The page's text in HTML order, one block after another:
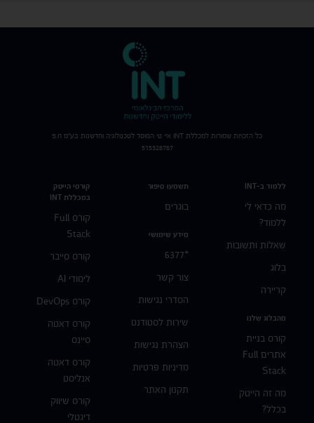
ללמוד ב-INT
מה כדאי לי
ללמוד?
שאלות ותשובות
בלוג
קריירה
מהבלוג שלנו
קורס בניית
אתרים Full
Stack
מה זה הייטק
בכלל?
תשמעו סיפור
בוגרים
מידע שימושי
*6377
צור קשר
הסדרי נגישות
שירות לסטודנט
הצהרת נגישות
מדיניות פרטיות
תקנון האתר
קורסי הייטק
במכללת INT
קורס Full
Stack
קורס סייבר
לימודי AI
קורס DevOps
קורס דאטה
סיינס
קורס דאטה
אנליסט
קורס שיווק
דיגטלי
כל הזכויות שמורות למכללת INT איי טי המוסד לטכנולוגיה וחדשנות בע"מ ח.פ
515326767